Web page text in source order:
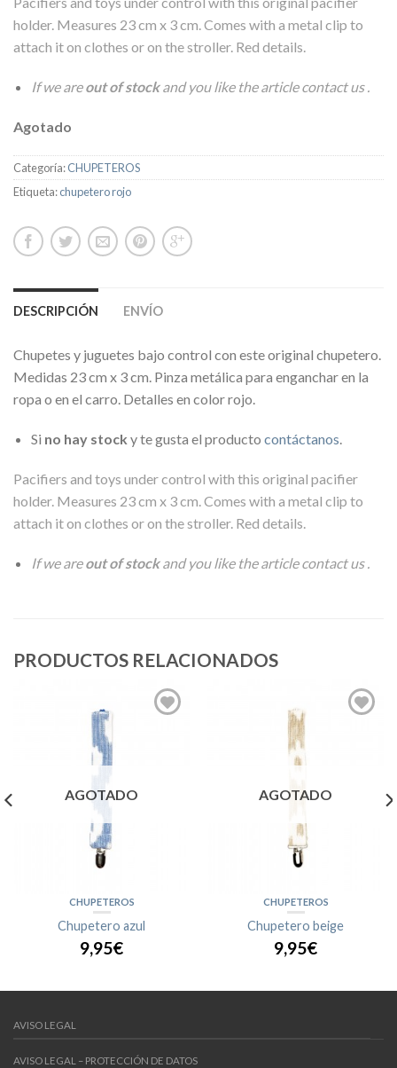
holder. Measures 23 cm x 3 cm. Comes with a metal clip to
attach it on clothes or on the stroller. Red details.
If we areout of stockand you like the articlecontact us.
Agotado
Categoría:CHUPETEROS
Etiqueta:chupetero rojo
DESCRIPCIÓN ENVÍO
Chupetes y juguetes bajo control con este original chupetero.
Medidas 23 cm x 3 cm. Pinza metálica para enganchar en la
ropa o en el carro. Detalles en color rojo.
Si no hay stock y te gusta el producto contáctanos.
Pacifiers and toys under control with this original pacifier
holder. Measures 23 cm x 3 cm. Comes with a metal clip to
attach it on clothes or on the stroller. Red details.
If we areout of stockand you like the articlecontact us.
PRODUCTOS RELACIONADOS
AGOTADO
CHUPETEROS
Chupetero azul
9,95€
AGOTADO
CHUPETEROS
Chupetero beige
9,95€
AVISO LEGAL
AVISO LEGAL – PROTECCIÓN DE DATOS